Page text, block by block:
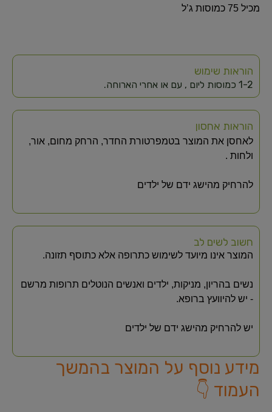
מכיל 75 כמוסות ג’ל
הוראות שימוש
1-2 כמוסות ליום , עם או אחרי הארוחה.
הוראות אחסון
לאחסן את המוצר בטמפרטורת החדר, הרחק מחום, אור,
ולחות .
להרחיק מהישג ידם של ילדים
חשוב לשים לב
המוצר אינו מיועד לשימוש כתרופה אלא כתוסף תזונה.
נשים בהריון, מניקות, ילדים ואנשים הנוטלים תרופות מרשם
- יש להיוועץ ברופא.
יש להרחיק מהישג ידם של ילדים
מידע נוסף על המוצר בהמשך
העמוד 👇